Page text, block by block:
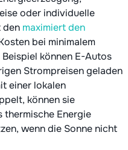
oder individuelle
den maximiert den
bei minimalem
können E-Autos
Strompreisen geladen
einer lokalen
können sie
thermische Energie
wenn die Sonne nicht